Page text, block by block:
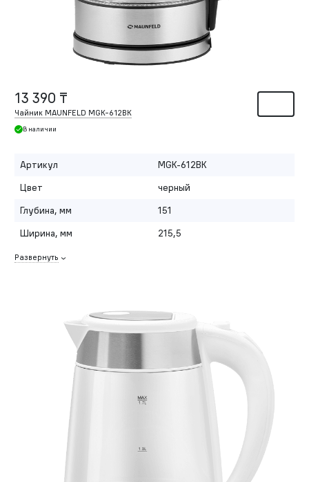
13 390 ₸
Чайник MAUNFELD MGK-612BK
В наличии
Артикул
MGK-612BK
Цвет
черный
Глубина, мм
151
Ширина, мм
215,5
Развернуть